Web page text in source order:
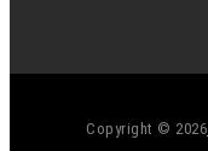
Copyright © 2026